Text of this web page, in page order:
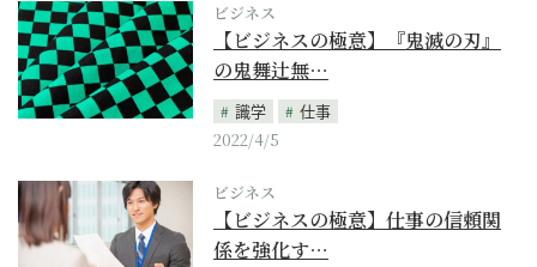
ビジネス
【ビジネスの極意】『鬼滅の刃』
の鬼舞辻無…
識学
仕事
2022/4/5
ビジネス
【ビジネスの極意】仕事の信頼関
係を強化す…